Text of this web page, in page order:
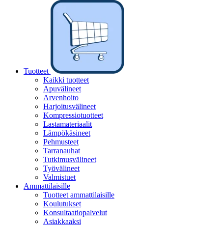
Tuotteet
Kaikki tuotteet
Apuvälineet
Arvenhoito
Harjoitusvälineet
Kompressiotuotteet
Lastamateriaalit
Lämpökäsineet
Pehmusteet
Tarranauhat
Tutkimusvälineet
Työvälineet
Valmistuet
Ammattilaisille
Tuotteet ammattilaisille
Koulutukset
Konsultaatiopalvelut
Asiakkaaksi